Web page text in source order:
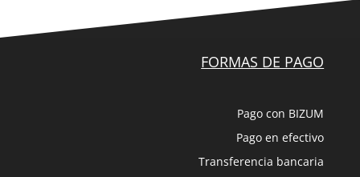
FORMAS DE PAGO
Pago con BIZUM
Pago en efectivo
Transferencia bancaria